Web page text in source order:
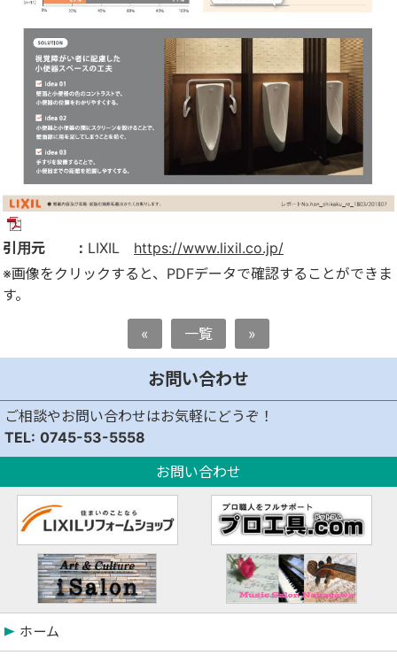
引用元 ： LIXIL https://www.lixil.co.jp/
※画像をクリックすると、PDFデータで確認することができま
す。
« 一覧 »
お問い合わせ
ご相談やお問い合わせはお気軽にどうぞ！
0745-53-5558
お問い合わせ
ホーム